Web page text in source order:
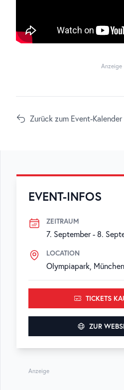
Anzeige
Zurück zum Event-Kalender
EVENT-INFOS
ZEITRAUM
7. September- 8.
LOCATION
Olympiapark,
TICKETS
ZUR
Anzeige